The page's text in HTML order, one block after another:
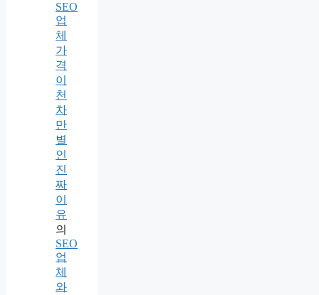
SEO
업
체
가
격
이
천
차
만
별
인
진
짜
이
유
의
SEO
업
체
와